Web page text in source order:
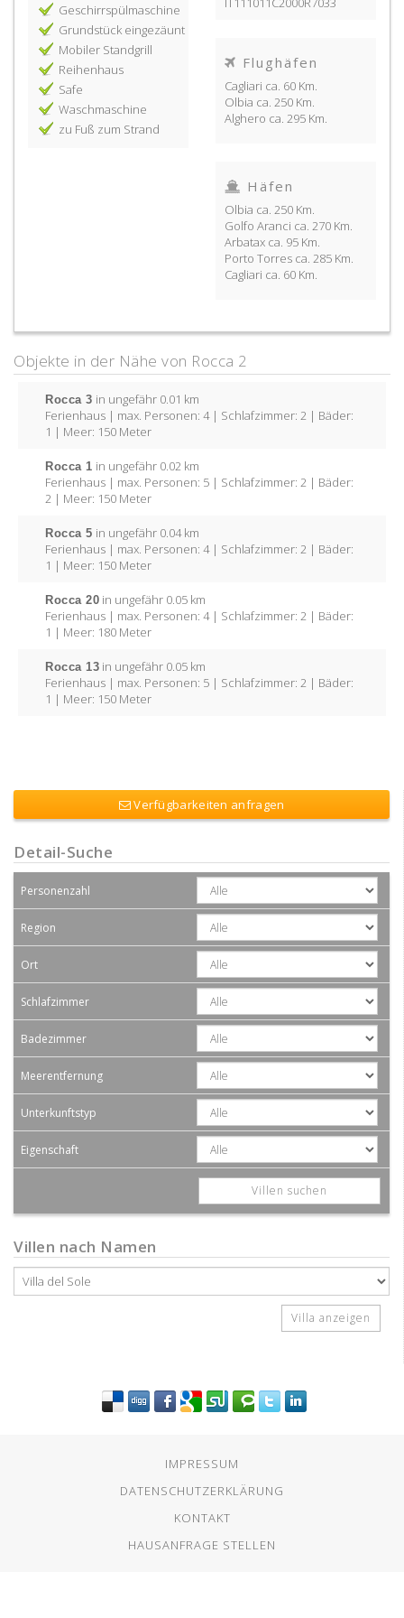
Geschirrspülmaschine
Grundstück eingezäunt
Mobiler Standgrill
Reihenhaus
Safe
Waschmaschine
zu Fuß zum Strand
Flughäfen
Cagliari ca. 60 Km.
Olbia ca. 250 Km.
Alghero ca. 295 Km.
Häfen
Olbia ca. 250 Km.
Golfo Aranci ca. 270 Km.
Arbatax ca. 95 Km.
Porto Torres ca. 285 Km.
Cagliari ca. 60 Km.
Objekte in der Nähe von Rocca 2
Rocca 3 in ungefähr 0.01 km
Ferienhaus | max. Personen: 4 | Schlafzimmer: 2 | Bäder:
1 | Meer: 150 Meter
Rocca 1 in ungefähr 0.02 km
Ferienhaus | max. Personen: 5 | Schlafzimmer: 2 | Bäder:
2 | Meer: 150 Meter
Rocca 5 in ungefähr 0.04 km
Ferienhaus | max. Personen: 4 | Schlafzimmer: 2 | Bäder:
1 | Meer: 150 Meter
Rocca 20 in ungefähr 0.05 km
Ferienhaus | max. Personen: 4 | Schlafzimmer: 2 | Bäder:
1 | Meer: 180 Meter
Rocca 13 in ungefähr 0.05 km
Ferienhaus | max. Personen: 5 | Schlafzimmer: 2 | Bäder:
1 | Meer: 150 Meter
Verfügbarkeiten anfragen
Detail-Suche
Personenzahl
Region
Ort
Schlafzimmer
Badezimmer
Meerentfernung
Unterkunftstyp
Eigenschaft
Villen nach Namen
IMPRESSUM
DATENSCHUTZERKLÄRUNG
KONTAKT
HAUSANFRAGE STELLEN